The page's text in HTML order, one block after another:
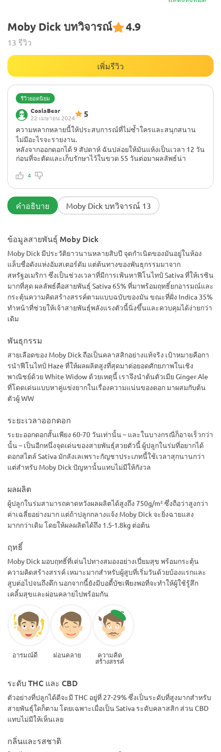
Moby Dick บทวิจารณ์ 4.9
13 รีวิว
เพิ่มรีวิว
รีวิวยอดนิยม
CoalaBear
22 เมษายน 2024
5
ความหลากหลายนี้ให้ประสบการณ์ที่ไม่ซ้ำใครและสนุกสนาน
ไม่มีอะไรจะรายงาน.
หลังจากออกดอกได้ 9 สัปดาห์ ฉันปล่อยให้มันแห้งเป็นเวลา 12 วัน
ก่อนที่จะตัดและเก็บรักษาไว้ในขวด 55 วันต่อมาผลลัพธ์น่า
บนลงล่าง กลิ่นหอมจากขวดชวนหลงใหลจนไม่อาจต้านทานได้
ขึ้นทันที โดยเริ่มตั้งแต่ความรู้สึกที่ใบหน้าและดวงตา ก่อนจะ
ค่อยๆ ผ่อนคลายร่างกายจนเกิดผลอินดิกาที่เข้มข้น สายพันธุ์ที่มี
ที่ติดค้างอยู่ในปากหลังจากการสูบบุหรี่ก็สุดยอดจริงๆ
4
คำอธิบาย Moby Dick บทวิจารณ์ 13
ข้อมูลสายพันธุ์ Moby Dick
Moby Dick มีประวัติยาวนานหลายสิบปี จุดกำเนิดของมันอยู่ในห้อง
แล็บชื่อดังแห่งอัมสเตอร์ดัม แต่ต้นทางของพันธุกรรมมาจาก
สหรัฐอเมริกา ซึ่งเป็นช่วงเวลาที่มีการเฟ้นหาฟีโนไทป์ Sativa ที่ให้เรซิน
มากที่สุด ผลลัพธ์คือสายพันธุ์ Sativa 65% ที่มาพร้อมฤทธิ์ยกอารมณ์และ
กระตุ้นความคิดสร้างสรรค์ตามแบบฉบับของมัน ขณะที่ฝั่ง Indica 35%
ทำหน้าที่ช่วยให้เจ้าสายพันธุ์พลังแรงตัวนี้นิ่งขึ้นและควบคุมได้ง่ายกว่า
เดิม
พันธุกรรม
สายเลือดของ Moby Dick ถือเป็นคลาสสิกอย่างแท้จริง เป้าหมายคือกา
รนำฟีโนไทป์ Haze ที่ให้ผลผลิตสูงที่สุดมาต่อยอดศักยภาพในเชิง
พาณิชย์ด้วย White Widow ด้วยเหตุนี้ เราจึงนำต้นตัวเมีย Ginger Ale
ที่โดดเด่นแบบหาคู่แข่งยากในเรื่องความแน่นของดอก มาผสมกับต้น
ตัวผู้ WW
ระยะเวลาออกดอก
ระยะออกดอกสั้นเพียง 60-70 วันเท่านั้น – และในบางกรณีก็อาจเร็วกว่า
นั้น – เป็นอีกหนึ่งจุดเด่นของสายพันธุ์สวยตัวนี้ ผู้ปลูกในร่มที่อยากได้
ดอกสไตล์ Sativa มักลังเลเพราะกัญชาประเภทนี้ใช้เวลาสุกนานกว่า
แต่สำหรับ Moby Dick ปัญหานั้นแทบไม่มีให้กังวล
ผลผลิต
ผู้ปลูกในร่มสามารถคาดหวังผลผลิตได้สูงถึง 750g/m² ซึ่งถือว่าสูงกว่า
ค่าเฉลี่ยอย่างมาก แต่ถ้าปลูกกลางแจ้ง Moby Dick จะยิ่งฉายแสง
มากกว่าเดิม โดยให้ผลผลิตได้ถึง 1.5-1.8kg ต่อต้น
ฤทธิ์
Moby Dick มอบฤทธิ์ที่เด่นไปทางสมองอย่างเปี่ยมสุข พร้อมกระตุ้น
ความคิดสร้างสรรค์ เหมาะมากสำหรับผู้สูบที่เริ่มวันด้วยบ้องแรกและ
สูบต่อไปจนถึงดึก นอกจากนี้ยังมีบอดี้บัซเพียงพอที่จะทำให้ผู้ใช้รู้สึก
เคลิ้มสุขและผ่อนคลายไปพร้อมกัน
อารมณ์ดี ผ่อนคลาย ความคิด
สร้างสรรค์
ระดับ THC และ CBD
ตัวอย่างที่ปลูกได้ดีจะมี THC อยู่ที่ 27-29% ซึ่งเป็นระดับที่สูงมากสำหรับ
สายพันธุ์ใดก็ตาม โดยเฉพาะเมื่อเป็น Sativa ระดับคลาสสิก ส่วน CBD
แทบไม่มีให้เห็นเลย
กลิ่นและรสชาติ